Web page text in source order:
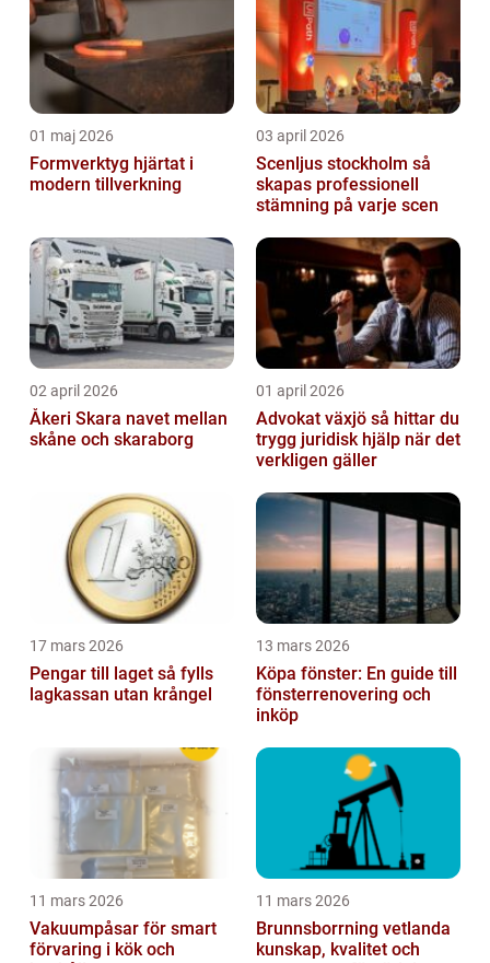
01 maj 2026
Formverktyg hjärtat i
modern tillverkning
03 april 2026
Scenljus stockholm så
skapas professionell
stämning på varje scen
02 april 2026
Åkeri Skara navet mellan
skåne och skaraborg
01 april 2026
Advokat växjö så hittar du
trygg juridisk hjälp när det
verkligen gäller
17 mars 2026
Pengar till laget så fylls
lagkassan utan krångel
13 mars 2026
Köpa fönster: En guide till
fönsterrenovering och
inköp
11 mars 2026
Vakuumpåsar för smart
förvaring i kök och
11 mars 2026
Brunnsborrning vetlanda
kunskap, kvalitet och